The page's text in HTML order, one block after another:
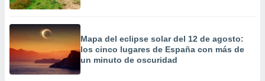
Mapa del eclipse solar del 12 de agosto:
los cinco lugares de España con más de
un minuto de oscuridad